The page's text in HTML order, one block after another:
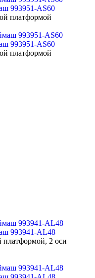
993951-AS60
платформой
993951-AS60
платформой
993941-AL48
2 оси